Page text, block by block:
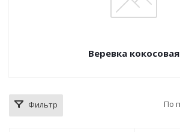
Веревка кокосовая
Фильтр